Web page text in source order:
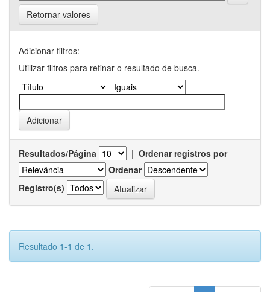
Retornar valores
Adicionar filtros:
Utilizar filtros para refinar o resultado de busca.
Resultados/Página | Ordenar registros por
Ordenar
Registro(s)
Resultado 1-1 de 1.